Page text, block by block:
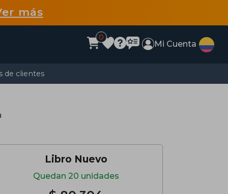
más
0
Mi Cuenta
de clientes
Libro Nuevo
Quedan 20 unidades